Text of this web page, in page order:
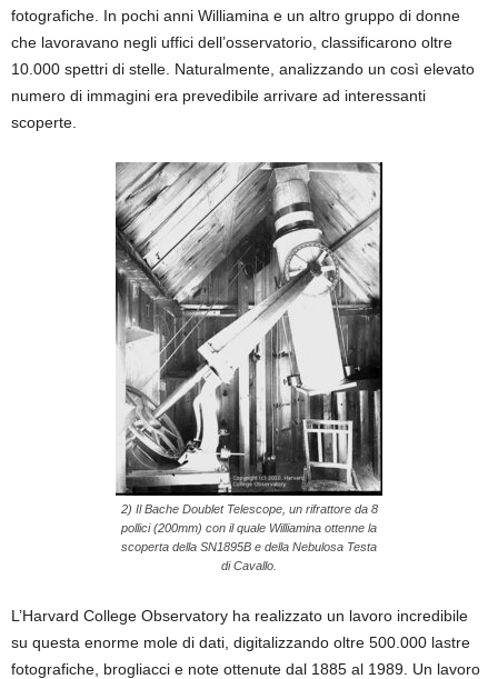
fotografiche. In pochi anni Williamina e un altro gruppo di donne
che lavoravano negli uffici dell’osservatorio, classificarono oltre
10.000 spettri di stelle. Naturalmente, analizzando un così elevato
numero di immagini era prevedibile arrivare ad interessanti
scoperte.
2) Il Bache Doublet Telescope, un rifrattore da 8
pollici (200mm) con il quale Williamina ottenne la
scoperta della SN1895B e della Nebulosa Testa
di Cavallo.
L’Harvard College Observatory ha realizzato un lavoro incredibile
su questa enorme mole di dati, digitalizzando oltre 500.000 lastre
fotografiche, brogliacci e note ottenute dal 1885 al 1989. Un lavoro